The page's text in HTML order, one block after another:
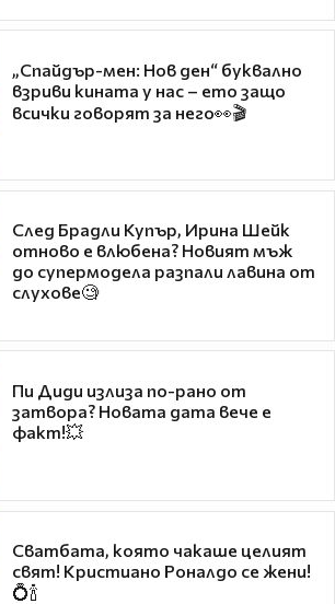
„Спайдър-мен: Нов ден“ буквално
взриви кината у нас – ето защо
всички говорят за него👀🎬
След Брадли Купър, Ирина Шейк
отново е влюбена? Новият мъж
до супермодела разпали лавина от
слухове🧐
Пи Диди излиза по-рано от
затвора? Новата дата вече е
факт!💥
Сватбата, която чакаше целият
свят! Кристиано Роналдо се жени!
💍🍾